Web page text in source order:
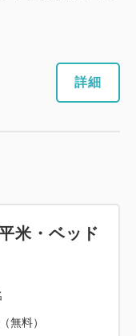
詳細
米・ベッド
無料）